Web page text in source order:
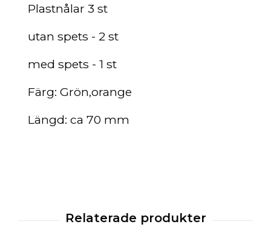
Plastnålar 3 st
utan spets - 2 st
med spets - 1 st
Färg: Grön,orange
Längd: ca 70 mm